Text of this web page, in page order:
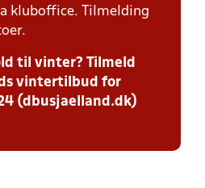
kluboffice. Tilmelding
til vinter? Tilmeld
vintertilbud for
(dbusjaelland.dk)